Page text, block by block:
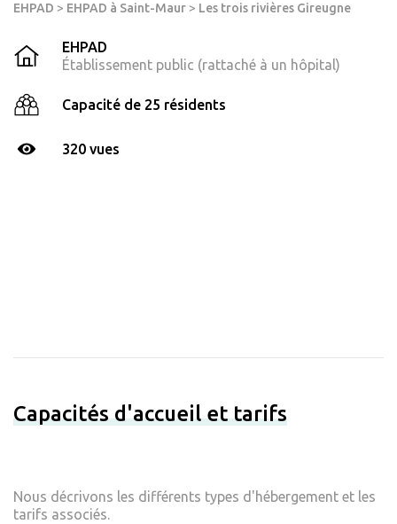
EHPAD > EHPAD à Saint-Maur > Les trois rivières Gireugne
EHPAD
Établissement public (rattaché à un hôpital)
Capacité de 25 résidents
320 vues
Capacités d'accueil et tarifs
Nous décrivons les différents types d'hébergement et les
tarifs associés.